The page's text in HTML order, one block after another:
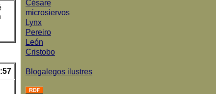
Césare
microsiervos
Lynx
Pereiro
León
Cristobo
Blogalegos ilustres